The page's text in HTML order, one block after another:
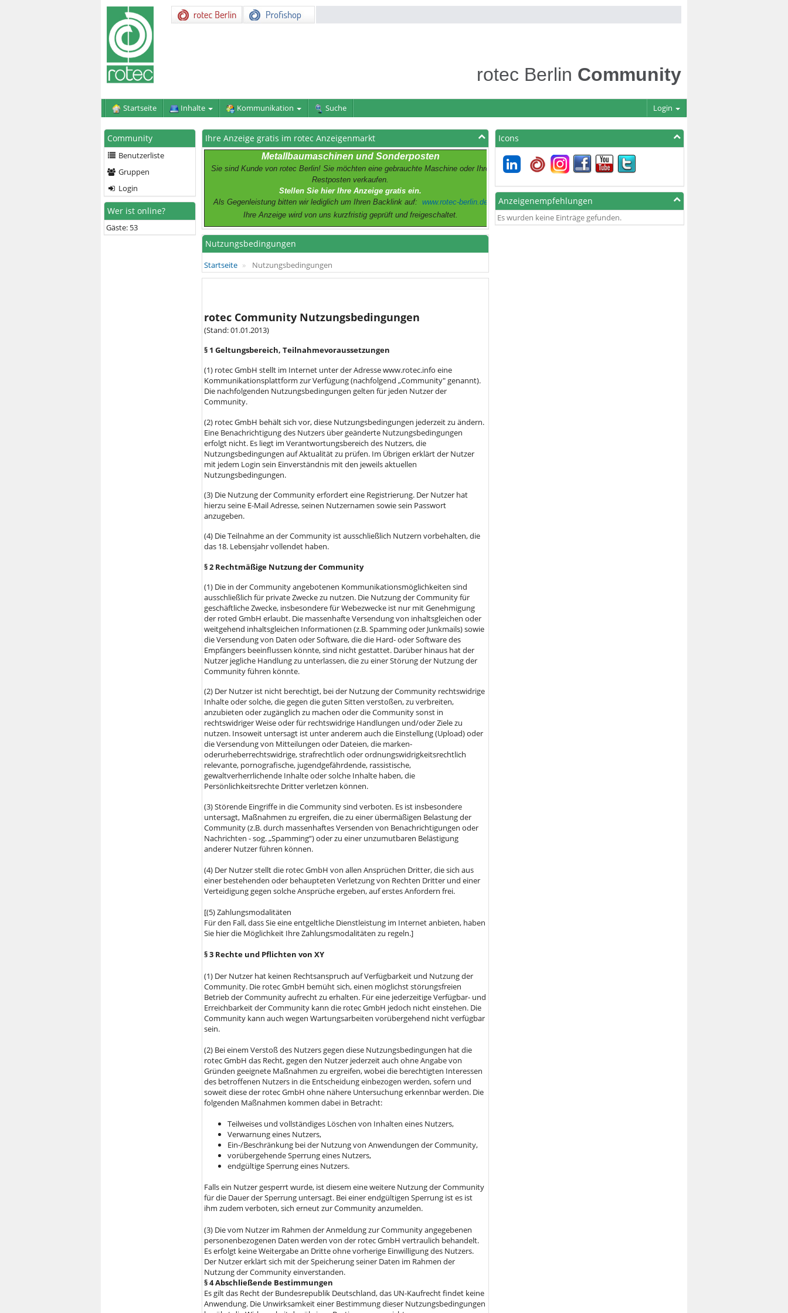
rotec Berlin Community
Startseite Inhalte Kommunikation Suche Login
Community
Benutzerliste
Gruppen
Login
Wer ist online?
Gäste: 53
Ihre Anzeige gratis im rotec Anzeigenmarkt
Metallbaumaschinen und Sonderposten
Sie sind Kunde von rotec Berlin! Sie möchten eine gebrauchte Maschine oder Ihre
Restposten verkaufen.
Stellen Sie hier Ihre Anzeige gratis ein.
Als Gegenleistung bitten wir lediglich um Ihren Backlink auf: www.rotec-berlin.de
Ihre Anzeige wird von uns kurzfristig geprüft und freigeschaltet.
Nutzungsbedingungen
Startseite Nutzungsbedingungen
rotec Community Nutzungsbedingungen
(Stand: 01.01.2013)
§ 1 Geltungsbereich, Teilnahmevoraussetzungen
(1) rotec GmbH stellt im Internet unter der Adresse www.rotec.info eine
Kommunikationsplattform zur Verfügung (nachfolgend „Community" genannt).
Die nachfolgenden Nutzungsbedingungen gelten für jeden Nutzer der
Community.
(2) rotec GmbH behält sich vor, diese Nutzungsbedingungen jederzeit zu ändern.
Eine Benachrichtigung des Nutzers über geänderte Nutzungsbedingungen
erfolgt nicht. Es liegt im Verantwortungsbereich des Nutzers, die
Nutzungsbedingungen auf Aktualität zu prüfen. Im Übrigen erklärt der Nutzer
mit jedem Login sein Einverständnis mit den jeweils aktuellen
Nutzungsbedingungen.
(3) Die Nutzung der Community erfordert eine Registrierung. Der Nutzer hat
hierzu seine E-Mail Adresse, seinen Nutzernamen sowie sein Passwort
anzugeben.
(4) Die Teilnahme an der Community ist ausschließlich Nutzern vorbehalten, die
das 18. Lebensjahr vollendet haben.
§ 2 Rechtmäßige Nutzung der Community
(1) Die in der Community angebotenen Kommunikationsmöglichkeiten sind
ausschließlich für private Zwecke zu nutzen. Die Nutzung der Community für
geschäftliche Zwecke, insbesondere für Webezwecke ist nur mit Genehmigung
der roted GmbH erlaubt. Die massenhafte Versendung von inhaltsgleichen oder
weitgehend inhaltsgleichen Informationen (z.B. Spamming oder Junkmails) sowie
die Versendung von Daten oder Software, die die Hard- oder Software des
Empfängers beeinflussen könnte, sind nicht gestattet. Darüber hinaus hat der
Nutzer jegliche Handlung zu unterlassen, die zu einer Störung der Nutzung der
Community führen könnte.
(2) Der Nutzer ist nicht berechtigt, bei der Nutzung der Community rechtswidrige
Inhalte oder solche, die gegen die guten Sitten verstoßen, zu verbreiten,
anzubieten oder zugänglich zu machen oder die Community sonst in
rechtswidriger Weise oder für rechtswidrige Handlungen und/oder Ziele zu
nutzen. Insoweit untersagt ist unter anderem auch die Einstellung (Upload) oder
die Versendung von Mitteilungen oder Dateien, die marken-
oderurheberrechtswidrige, strafrechtlich oder ordnungswidrigkeitsrechtlich
relevante, pornografische, jugendgefährdende, rassistische,
gewaltverherrlichende Inhalte oder solche Inhalte haben, die
Persönlichkeitsrechte Dritter verletzen können.
(3) Störende Eingriffe in die Community sind verboten. Es ist insbesondere
untersagt, Maßnahmen zu ergreifen, die zu einer übermäßigen Belastung der
Community (z.B. durch massenhaftes Versenden von Benachrichtigungen oder
Nachrichten - sog. „Spamming“) oder zu einer unzumutbaren Belästigung
anderer Nutzer führen können.
(4) Der Nutzer stellt die rotec GmbH von allen Ansprüchen Dritter, die sich aus
einer bestehenden oder behaupteten Verletzung von Rechten Dritter und einer
Verteidigung gegen solche Ansprüche ergeben, auf erstes Anfordern frei.
[(5) Zahlungsmodalitäten
Für den Fall, dass Sie eine entgeltliche Dienstleistung im Internet anbieten, haben
Sie hier die Möglichkeit Ihre Zahlungsmodalitäten zu regeln.]
§ 3 Rechte und Pflichten von XY
(1) Der Nutzer hat keinen Rechtsanspruch auf Verfügbarkeit und Nutzung der
Community. Die rotec GmbH bemüht sich, einen möglichst störungsfreien
Betrieb der Community aufrecht zu erhalten. Für eine jederzeitige Verfügbar- und
Erreichbarkeit der Community kann die rotec GmbH jedoch nicht einstehen. Die
Community kann auch wegen Wartungsarbeiten vorübergehend nicht verfügbar
sein.
(2) Bei einem Verstoß des Nutzers gegen diese Nutzungsbedingungen hat die
rotec GmbH das Recht, gegen den Nutzer jederzeit auch ohne Angabe von
Gründen geeignete Maßnahmen zu ergreifen, wobei die berechtigten Interessen
des betroffenen Nutzers in die Entscheidung einbezogen werden, sofern und
soweit diese der rotec GmbH ohne nähere Untersuchung erkennbar werden. Die
folgenden Maßnahmen kommen dabei in Betracht:
Teilweises und vollständiges Löschen von Inhalten eines Nutzers,
Verwarnung eines Nutzers,
Ein-/Beschränkung bei der Nutzung von Anwendungen der Community,
vorübergehende Sperrung eines Nutzers,
endgültige Sperrung eines Nutzers.
Falls ein Nutzer gesperrt wurde, ist diesem eine weitere Nutzung der Community
für die Dauer der Sperrung untersagt. Bei einer endgültigen Sperrung ist es ist
ihm zudem verboten, sich erneut zur Community anzumelden.
(3) Die vom Nutzer im Rahmen der Anmeldung zur Community angegebenen
personenbezogenen Daten werden von der rotec GmbH vertraulich behandelt.
Es erfolgt keine Weitergabe an Dritte ohne vorherige Einwilligung des Nutzers.
Der Nutzer erklärt sich mit der Speicherung seiner Daten im Rahmen der
Nutzung der Community einverstanden.
§ 4 Abschließende Bestimmungen
Es gilt das Recht der Bundesrepublik Deutschland, das UN-Kaufrecht findet keine
Anwendung. Die Unwirksamkeit einer Bestimmung dieser Nutzungsbedingungen
Icons
Anzeigenempfehlungen
Es wurden keine Einträge gefunden.